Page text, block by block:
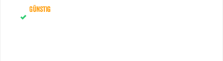
Günstig